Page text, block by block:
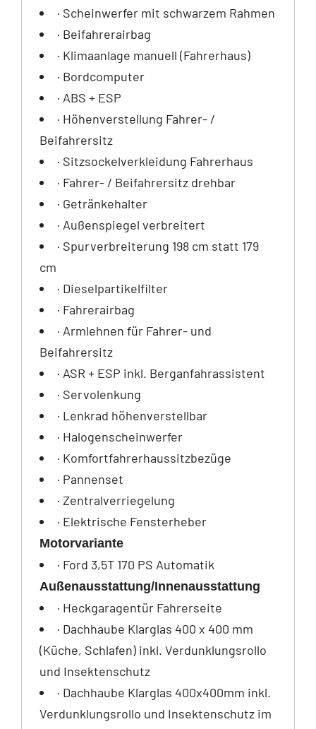
· Scheinwerfer mit schwarzem Rahmen
· Beifahrerairbag
· Klimaanlage manuell (Fahrerhaus)
· Bordcomputer
· ABS + ESP
· Höhenverstellung Fahrer- /
Beifahrersitz
· Sitzsockelverkleidung Fahrerhaus
· Fahrer- / Beifahrersitz drehbar
· Getränkehalter
· Außenspiegel verbreitert
· Spurverbreiterung 198 cm statt 179
cm
· Dieselpartikelfilter
· Fahrerairbag
· Armlehnen für Fahrer- und
Beifahrersitz
· ASR + ESP inkl. Berganfahrassistent
· Servolenkung
· Lenkrad höhenverstellbar
· Halogenscheinwerfer
· Komfortfahrerhaussitzbezüge
· Pannenset
· Zentralverriegelung
· Elektrische Fensterheber
Motorvariante
· Ford 3,5T 170 PS Automatik
Außenausstattung/Innenausstattung
· Heckgaragentür Fahrerseite
· Dachhaube Klarglas 400 x 400 mm
(Küche, Schlafen) inkl. Verdunklungsrollo
und Insektenschutz
· Dachhaube Klarglas 400x400mm inkl.
Verdunklungsrollo und Insektenschutz im